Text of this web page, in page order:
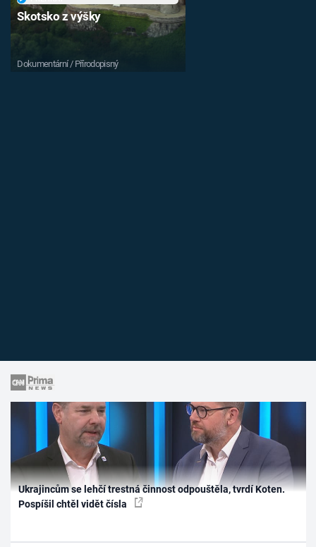
Skotsko z výšky
Dokumentární / Přírodopisný
Ukrajincům se lehčí trestná činnost odpouštěla, tvrdí Koten.
Pospíšil chtěl vidět čísla